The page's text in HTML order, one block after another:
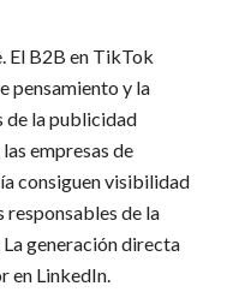
El B2B en TikTok
pensamiento y la
de la publicidad
empresas de
consiguen visibilidad
de la
generación directa
en LinkedIn.